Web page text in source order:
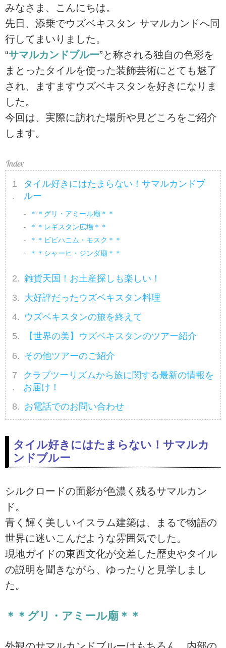
みなさま、こんにちは。
先日、添乗でウズベキスタン サマルカンドへ同
行してまいりました。
“サマルカンドブルー”と称される独自の色彩を
まとったタイルを使った装飾芸術にとても魅了
され、ますますウズベキスタンを好きになりま
した。
今回は、実際に訪れた場所や見どころをご紹介
します。
タイル好きにはたまらない！サマルカンドブ
ルー
＊＊グリ・アミール廟＊＊
＊＊レギスタン広場＊＊
＊＊ビビハニム・モスク＊＊
＊＊シャーヒ・ジンダ廟＊＊
雑貨天国！お土産探しも楽しい！
大好評だったウズベキスタン料理
ウズベキスタンの旅を終えて
【世界の美】ウズベキスタンのツアー紹介
その他ツアーのご紹介
クラブツーリズムから旅に関する最新の情報を
お届け！
お電話でのお問い合わせ
タイル好きにはたまらない！サマルカ
ンドブルー
シルクロードの面影が色濃く残るサマルカン
ド。
青く輝く美しいイスラム建築は、まるで物語の
世界に迷いこんだような雰囲気でした。
現地ガイドの東西文化が交差した歴史やタイル
の説明を聞きながら、ゆったりと見学しまし
た。
＊＊グリ・アミール廟＊＊